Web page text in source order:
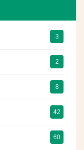
3
2
8
42
60